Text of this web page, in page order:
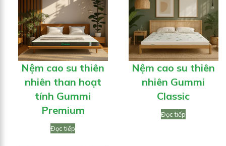
Nệm cao su thiên
nhiên than hoạt
tính Gummi
Premium
Đọc tiếp
GIÁ
Nệm cao su thiên
nhiên Gummi
Classic
Đọc tiếp